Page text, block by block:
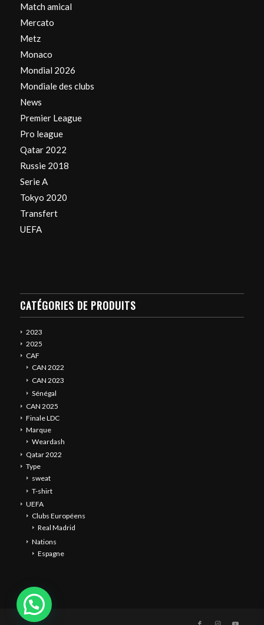
Match amical
Mercato
Metz
Monaco
Mondial 2026
Mondiale des clubs
News
Premier League
Pro league
Qatar 2022
Russie 2018
Serie A
Tokyo 2020
Transfert
UEFA
CATÉGORIES DE PRODUITS
2023
2025
CAF
CAN 2022
CAN 2023
Sénégal
CAN 2025
Finale LDC
Marque
Weardash
Qatar 2022
Type
sweat
T-shirt
UEFA
Clubs Européens
Real Madrid
Nations
Espagne